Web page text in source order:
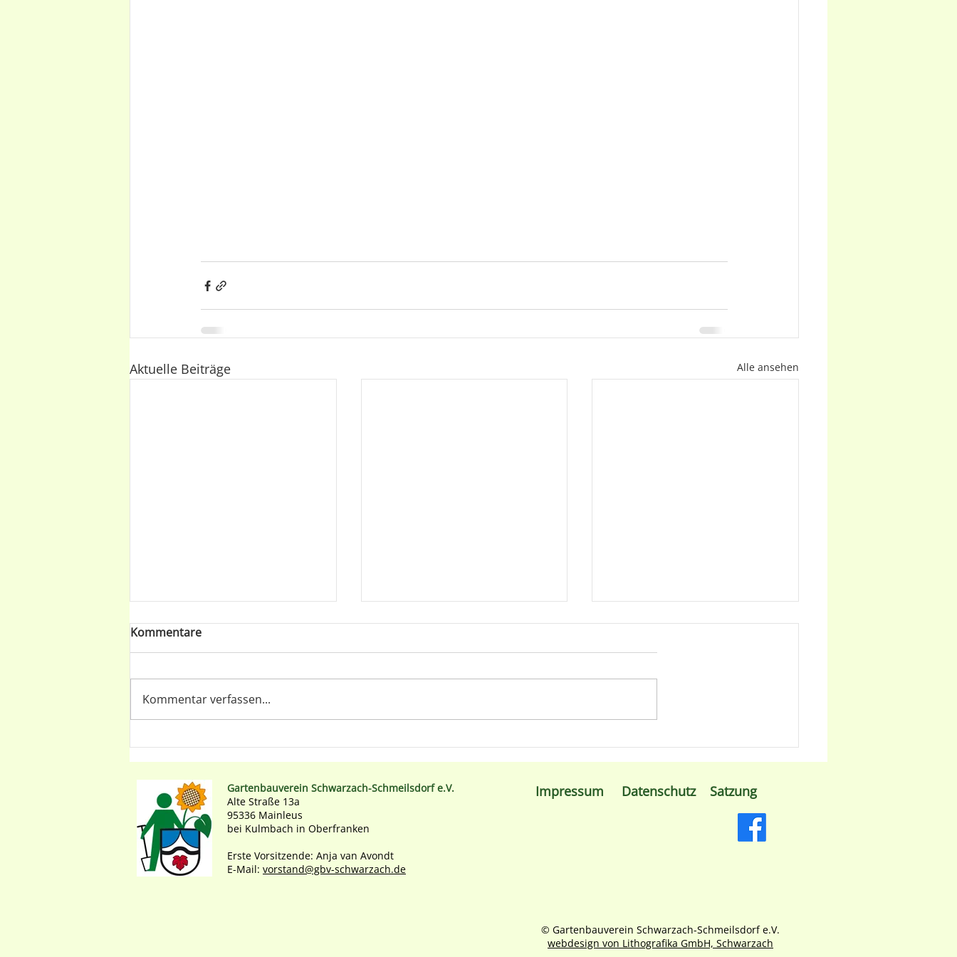
Aktuelle Beiträge Alle ansehen
Holunder – Der
Gartennachbar mit
Superkräften
Vom Problem-Eck zum
verwunschenen Gärtchen
Unsere kleine Gartenschau
am 22. Juni 2026
Kommentare
Kommentar verfassen...
Gartenbauverein Schwarzach-Schmeilsdorf e.V.
Alte Straße 13a
95336 Mainleus
bei Kulmbach in Oberfranken
Erste Vorsitzende: Anja van Avondt
E-Mail: vorstand@gbv-schwarzach.de
Impressum Datenschutz Satzung
© Gartenbauverein Schwarzach-Schmeilsdorf e.V.
webdesign von Lithografika GmbH, Schwarzach